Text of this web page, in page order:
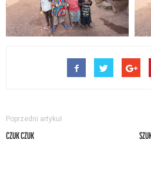
Poprzedni artykuł
CZUK CZUK